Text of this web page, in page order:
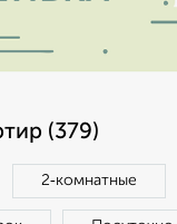
(379)
2‑комнатные